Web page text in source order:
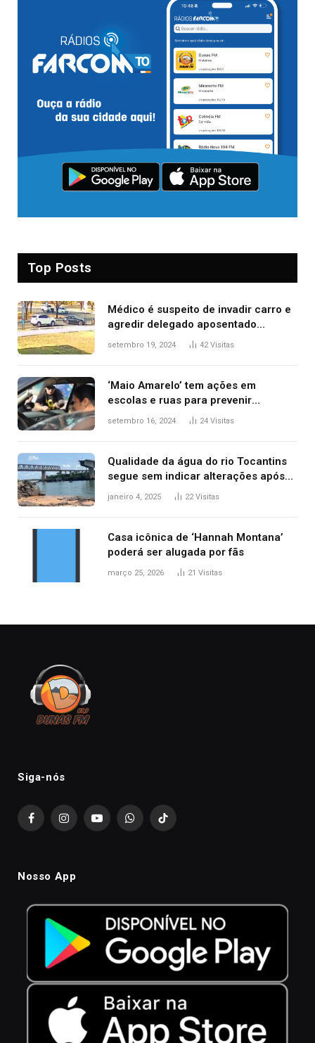
Top Posts
Médico é suspeito de invadir carro e
agredir delegado aposentado
durante confusão no trânsito
setembro 19, 2024 42Visitas
‘Maio Amarelo’ tem ações em
escolas e ruas para prevenir
acidentes no trânsito no AP
setembro 16, 2024 24 Visitas
Qualidade da água do rio Tocantins
segue sem indicar alterações após
desabamento da ponte entre MA e
janeiro 4, 2025 22Visitas
Casa icônica de ‘Hannah Montana’
poderá ser alugada por fãs
março 25, 2026 21 Visitas
Siga-nós
FacebookInstagramYouTubeWhatsAppTikTok
Nosso App